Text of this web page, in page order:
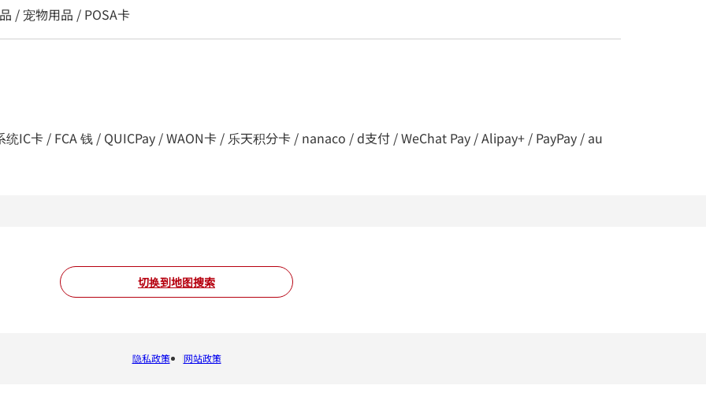
/ 宠物用品 / POSA卡
IC卡 / FCA 钱 / QUICPay / WAON卡 / 乐天积分卡 / nanaco / d支付 / WeChat Pay / Alipay+ / PayPay / au
切换到地图搜索
隐私政策 网站政策